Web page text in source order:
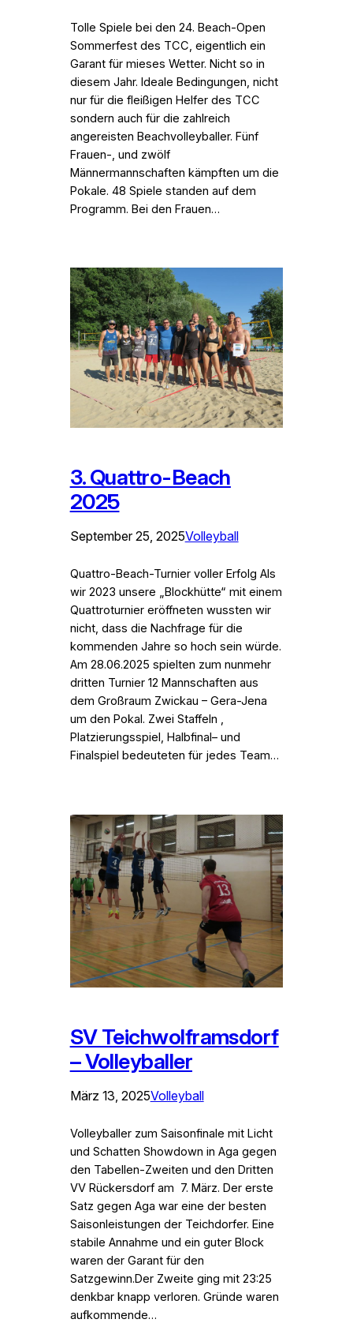
Tolle Spiele bei den 24. Beach-Open
Sommerfest des TCC, eigentlich ein
Garant für mieses Wetter. Nicht so in
diesem Jahr. Ideale Bedingungen, nicht
nur für die fleißigen Helfer des TCC
sondern auch für die zahlreich
angereisten Beachvolleyballer. Fünf
Frauen-, und zwölf
Männermannschaften kämpften um die
Pokale. 48 Spiele standen auf dem
Programm. Bei den Frauen…
3. Quattro-Beach
2025
September 25, 2025Volleyball
Quattro-Beach-Turnier voller Erfolg Als
wir 2023 unsere „Blockhütte“ mit einem
Quattroturnier eröffneten wussten wir
nicht, dass die Nachfrage für die
kommenden Jahre so hoch sein würde.
Am 28.06.2025 spielten zum nunmehr
dritten Turnier 12 Mannschaften aus
dem Großraum Zwickau – Gera-Jena
um den Pokal. Zwei Staffeln ,
Platzierungsspiel, Halbfinal– und
Finalspiel bedeuteten für jedes Team…
SV Teichwolframsdorf
– Volleyballer
März 13, 2025Volleyball
Volleyballer zum Saisonfinale mit Licht
und Schatten Showdown in Aga gegen
den Tabellen-Zweiten und den Dritten
VV Rückersdorf am 7. März. Der erste
Satz gegen Aga war eine der besten
Saisonleistungen der Teichdorfer. Eine
stabile Annahme und ein guter Block
waren der Garant für den
Satzgewinn.Der Zweite ging mit 23:25
denkbar knapp verloren. Gründe waren
aufkommende…